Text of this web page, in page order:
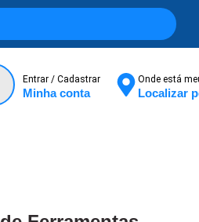
Entrar / Cadastrar
Minha conta
Onde está
Localizar